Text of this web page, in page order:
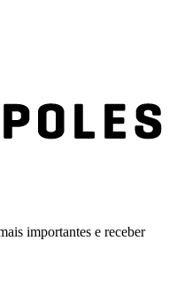
importantes e receber